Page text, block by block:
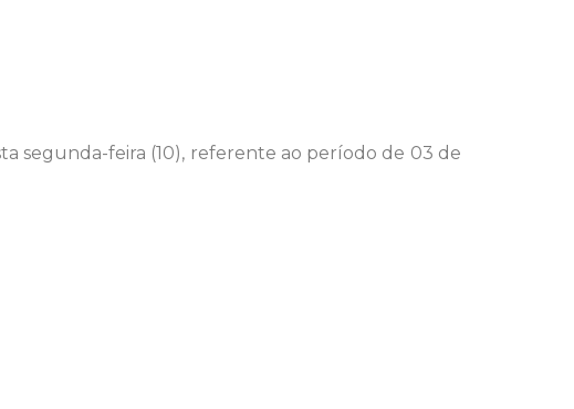
segunda-feira (10), referente ao período de 03 de